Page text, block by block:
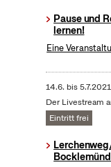
Pause und
lernen!
Eine
14.6. bis5.7.2021
Der Livestream
Eintritt frei